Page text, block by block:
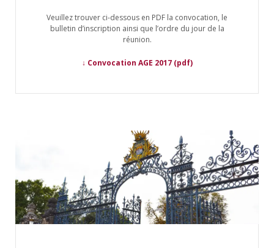
Veuillez trouver ci-dessous en PDF la convocation, le
bulletin d’inscription ainsi que l’ordre du jour de la
réunion.
↓ Convocation AGE 2017(pdf)